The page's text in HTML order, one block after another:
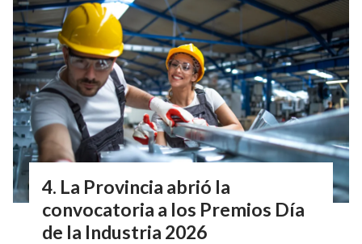
La Provincia abrió la
convocatoria a los Premios Día
de la Industria 2026